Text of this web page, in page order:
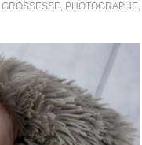
GROSSESSE, PHOTOGRAPHE,